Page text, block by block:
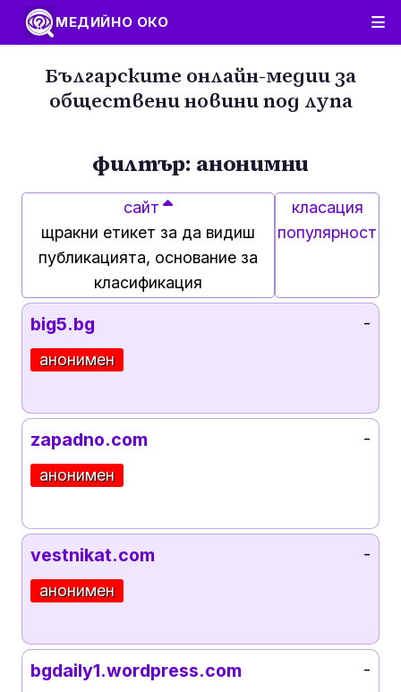
МЕДИЙНО ОКО
Българските онлайн-медии за
обществени новини под лупа
филтър: анонимни
сайт
щракни етикет за да видиш
публикацията, основание за
класификация
класация
популярност
big5.bg
анонимен
-
zapadno.com
анонимен
-
vestnikat.com
анонимен
-
bgdaily1.wordpress.com -